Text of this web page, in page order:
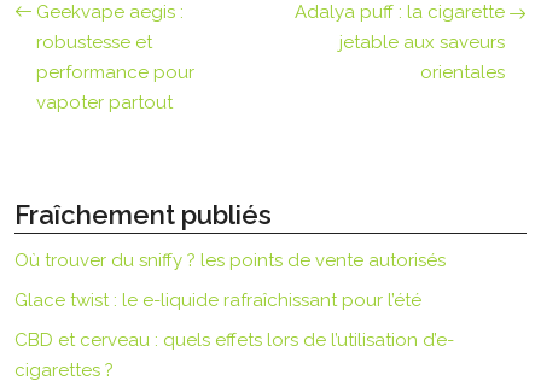
Geekvape aegis :
robustesse et
performance pour
vapoter partout
Adalya puff : la cigarette
jetable aux saveurs
orientales
Fraîchement publiés
Où trouver du sniffy ? les points de vente autorisés
Glace twist : le e-liquide rafraîchissant pour l’été
CBD et cerveau : quels effets lors de l’utilisation d’e-
cigarettes ?